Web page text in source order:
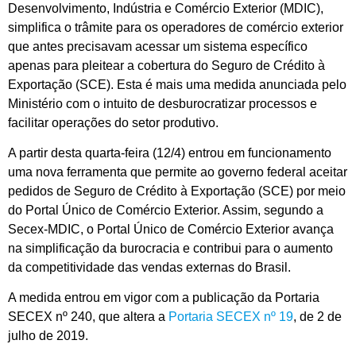
Desenvolvimento, Indústria e Comércio Exterior (MDIC),
simplifica o trâmite para os operadores de comércio exterior
que antes precisavam acessar um sistema específico
apenas para pleitear a cobertura do Seguro de Crédito à
Exportação (SCE). Esta é mais uma medida anunciada pelo
Ministério com o intuito de desburocratizar processos e
facilitar operações do setor produtivo.
A partir desta quarta-feira (12/4) entrou em funcionamento
uma nova ferramenta que permite ao governo federal aceitar
pedidos de Seguro de Crédito à Exportação (SCE) por meio
do Portal Único de Comércio Exterior. Assim, segundo a
Secex-MDIC, o Portal Único de Comércio Exterior avança
na simplificação da burocracia e contribui para o aumento
da competitividade das vendas externas do Brasil.
A medida entrou em vigor com a publicação da Portaria
SECEX nº 240, que altera a Portaria SECEX nº 19, de 2 de
julho de 2019.